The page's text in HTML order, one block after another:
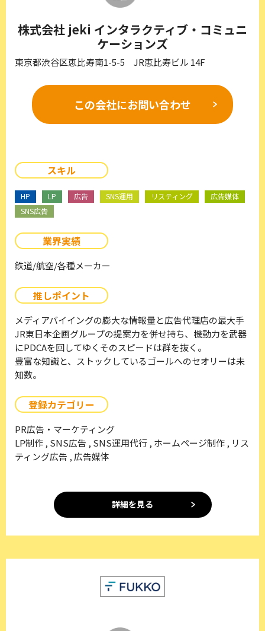
株式会社 jeki インタラクティブ・コミュニ
ケーションズ
東京都渋谷区恵比寿南1-5-5 JR恵比寿ビル 14F
この会社にお問い合わせ
スキル
HP LP 広告 SNS運用 リスティング
広告媒体
SNS広告
業界実績
鉄道/航空/各種メーカー
推しポイント
メディアバイイングの膨大な情報量と広告代理店の最大手
JR東日本企画グループの提案力を併せ持ち、機動力を武器
にPDCAを回してゆくそのスピードは群を抜く。
豊富な知識と、ストックしているゴールへのセオリーは未
知数。
登録カテゴリー
PR広告・マーケティング
LP制作 , SNS広告 , SNS運用代行 , ホームページ制作 , リス
ティング広告 , 広告媒体
詳細を見る